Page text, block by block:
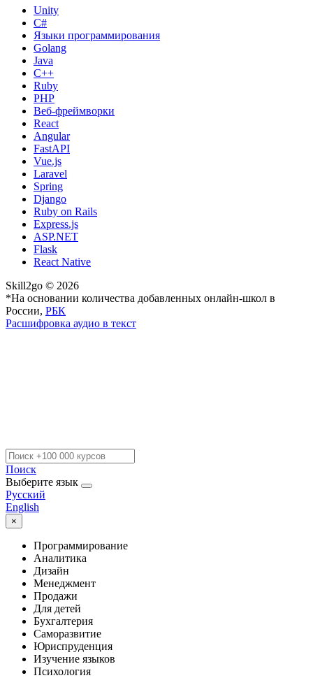
Unity
C#
Языки программирования
Golang
Java
C++
Ruby
PHP
Веб-фреймворки
React
Angular
FastAPI
Vue.js
Laravel
Spring
Django
Ruby on Rails
Express.js
ASP.NET
Flask
React Native
Skill2go © 2026
*На основании количества добавленных онлайн-школ в
России, РБК
Расшифровка аудио в текст
Поиск
Выберите язык
Русский
English
×
Программирование
Аналитика
Дизайн
Менеджмент
Продажи
Для детей
Бухгалтерия
Саморазвитие
Юриспруденция
Изучение языков
Психология